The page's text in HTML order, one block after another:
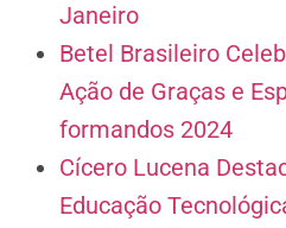
Janeiro
Betel Brasileiro
Ação de Graças e
formandos 2024
Cícero Lucena
Educação